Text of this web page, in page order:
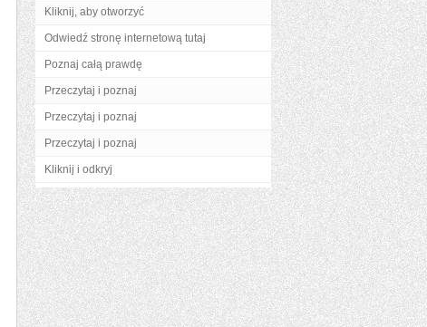
Kliknij, aby otworzyć
Odwiedź stronę internetową tutaj
Poznaj całą prawdę
Przeczytaj i poznaj
Przeczytaj i poznaj
Przeczytaj i poznaj
Kliknij i odkryj